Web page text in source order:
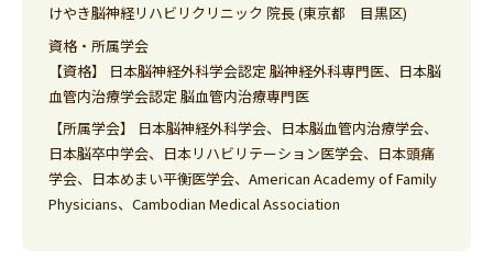
けやき脳神経リハビリクリニック 院長 (東京都 目黒区)
資格・所属学会
【資格】 日本脳神経外科学会認定 脳神経外科専門医、日本脳
血管内治療学会認定 脳血管内治療専門医
【所属学会】 日本脳神経外科学会、日本脳血管内治療学会、
日本脳卒中学会、日本リハビリテーション医学会、日本頭痛
学会、日本めまい平衡医学会、American Academy of Family
Physicians、Cambodian Medical Association